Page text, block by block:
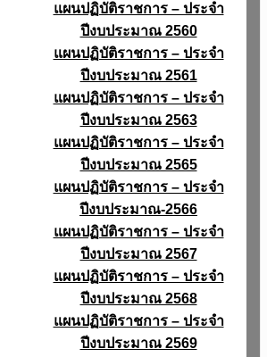
แผนปฏิบัติราชการ – ประจำ
ปีงบประมาณ 2560
แผนปฏิบัติราชการ – ประจำ
ปีงบประมาณ 2561
แผนปฏิบัติราชการ – ประจำ
ปีงบประมาณ 2563
แผนปฏิบัติราชการ – ประจำ
ปีงบประมาณ 2565
แผนปฏิบัติราชการ – ประจำ
ปีงบประมาณ-2566
แผนปฏิบัติราชการ – ประจำ
ปีงบประมาณ 2567
แผนปฏิบัติราชการ – ประจำ
ปีงบประมาณ 2568
แผนปฏิบัติราชการ – ประจำ
ปีงบประมาณ 2569